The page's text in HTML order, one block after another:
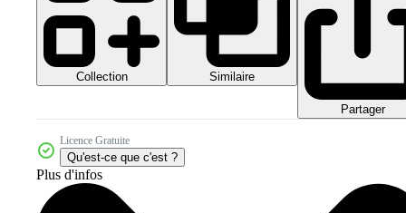
Collection Similaire
Partager
Licence Gratuite
Qu'est-ce que c'est ?
Plus d'infos